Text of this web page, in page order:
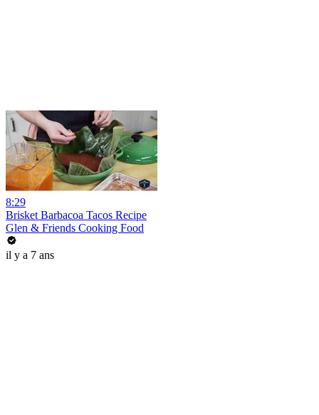
8:29
Brisket Barbacoa Tacos Recipe
Glen & Friends Cooking Food
il y a 7 ans